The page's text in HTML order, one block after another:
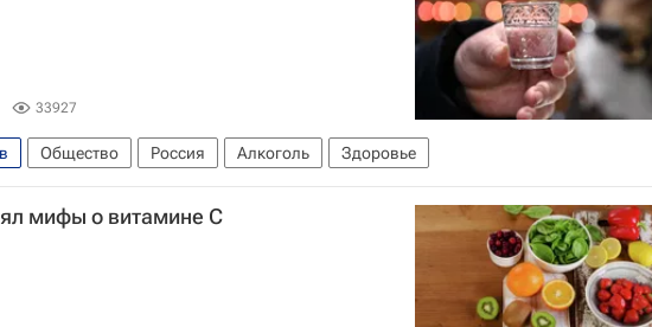
33927
Общество Россия Алкоголь Здоровье
мифы о витамине С